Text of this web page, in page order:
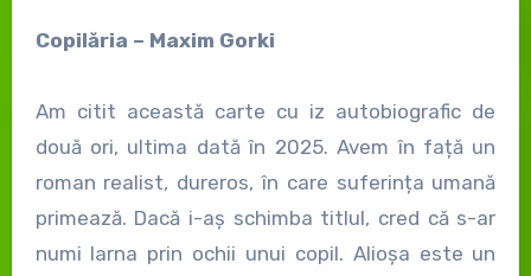
Copilăria – Maxim Gorki
Am citit această carte cu iz autobiografic de
două ori, ultima dată în 2025. Avem în față un
roman realist, dureros, în care suferința umană
primează. Dacă i-aș schimba titlul, cred că s-ar
numi Iarna prin ochii unui copil. Alioșa este un